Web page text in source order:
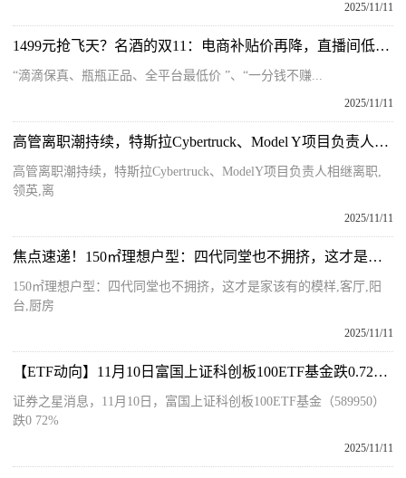
2025/11/11
1499元抢飞天？名酒的双11：电商补贴价再降，直播间低价引流，酒企“打假”
“滴滴保真、瓶瓶正品、全平台最低价 ”、“一分钱不赚...
2025/11/11
高管离职潮持续，特斯拉Cybertruck、Model Y项目负责人相继离职|动态
高管离职潮持续，特斯拉Cybertruck、ModelY项目负责人相继离职,
领英,离
2025/11/11
焦点速递！150㎡理想户型：四代同堂也不拥挤，这才是家该有的模样
150㎡理想户型：四代同堂也不拥挤，这才是家该有的模样,客厅,阳
台,厨房
2025/11/11
【ETF动向】11月10日富国上证科创板100ETF基金跌0.72% 每日动态
证券之星消息，11月10日，富国上证科创板100ETF基金（589950）
跌0 72%
2025/11/11